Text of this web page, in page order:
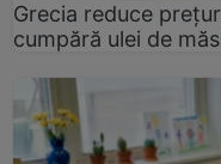
Grecia reduce
cumpără ulei de